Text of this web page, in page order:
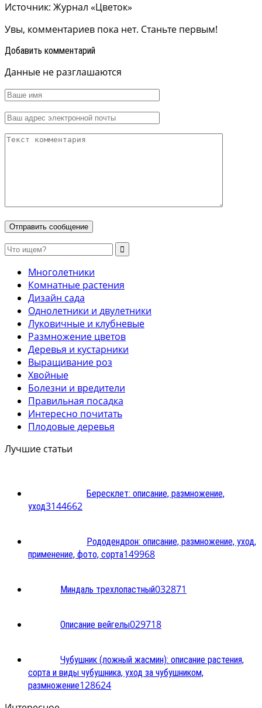
Источник: Журнал «Цветок»
Увы, комментариев пока нет. Станьте первым!
Добавить комментарий
Данные не разглашаются
Многолетники
Комнатные растения
Дизайн сада
Однолетники и двулетники
Луковичные и клубневые
Размножение цветов
Деревья и кустарники
Выращивание роз
Хвойные
Болезни и вредители
Правильная посадка
Интересно почитать
Плодовые деревья
Лучшие статьи
Бересклет: описание, размножение,
уход3144662
Рододендрон: описание, размножение, уход,
применение, фото, сорта149968
Миндаль трехлопастный032871
Описание вейгелы029718
Чубушник (ложный жасмин): описание растения,
сорта и виды чубушника, уход за чубушником,
размножение128624